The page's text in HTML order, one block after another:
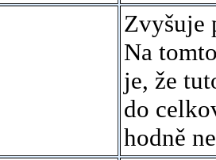
Zvyšuje
Na
je, že
do
hodně